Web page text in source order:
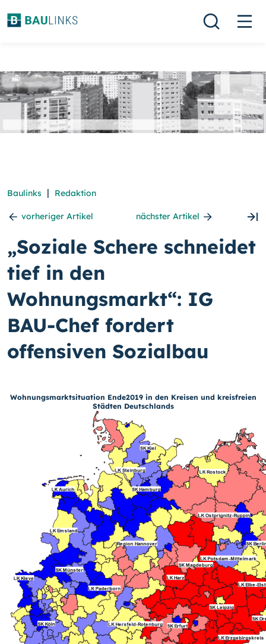
Baulinks | Redaktion
vorheriger Artikel nächster Artikel
„Soziale Schere schneidet
tief in den
Wohnungsmarkt“: IG
BAU-Chef fordert
offensiven Sozialbau
Wohnungsmarktsituation Ende2019 in den Kreisen und kreisfreien
Städten Deutschlands